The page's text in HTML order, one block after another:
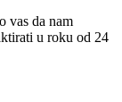
vas da nam
u roku od 24